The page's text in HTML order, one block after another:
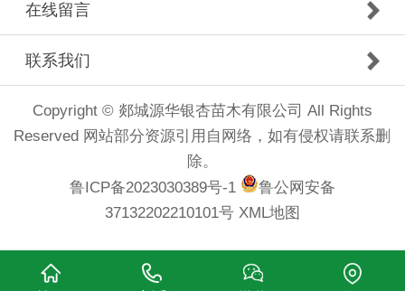
在线留言
联系我们
Copyright © 郯城源华银杏苗木有限公司 All Rights
Reserved 网站部分资源引用自网络，如有侵权请联系删
除。
鲁ICP备2023030389号-1
鲁公网安备
37132202210101号 XML地图